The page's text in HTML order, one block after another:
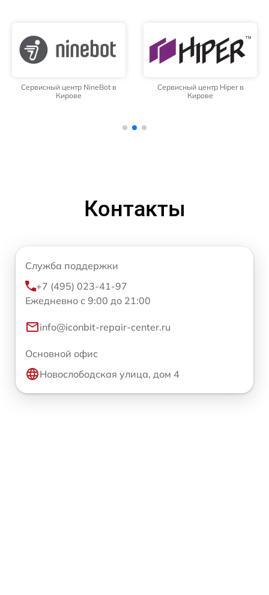
Сервисный центр NineBot в
Кирове
Сервисный центр Hiper в
Кирове
Контакты
Служба поддержки
+7 (495) 023-41-97
Ежедневно с 9:00 до 21:00
info@iconbit-repair-center.ru
Основной офис
Новослободская улица, дом 4